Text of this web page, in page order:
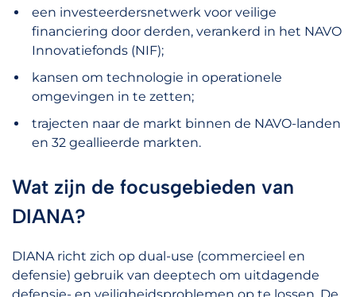
een investeerdersnetwerk voor veilige
financiering door derden, verankerd in het NAVO
Innovatiefonds (NIF);
kansen om technologie in operationele
omgevingen in te zetten;
trajecten naar de markt binnen de NAVO-landen
en 32 geallieerde markten.
Wat zijn de focusgebieden van
DIANA?
DIANA richt zich op dual-use (commercieel en
defensie) gebruik van deeptech om uitdagende